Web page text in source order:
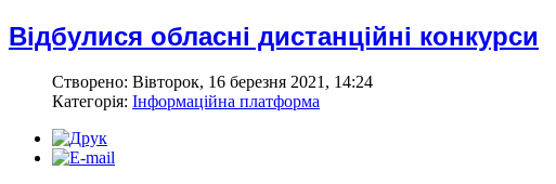
Відбулися обласні дистанційні конкурси
Створено: Вівторок, 16 березня 2021, 14:24
Категорія: Інформаційна платформа